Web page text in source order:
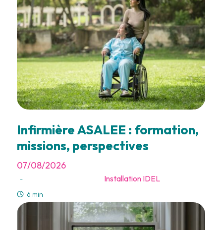
Infirmière ASALEE : formation,
missions, perspectives
07/08/2026
- Installation IDEL
6 min